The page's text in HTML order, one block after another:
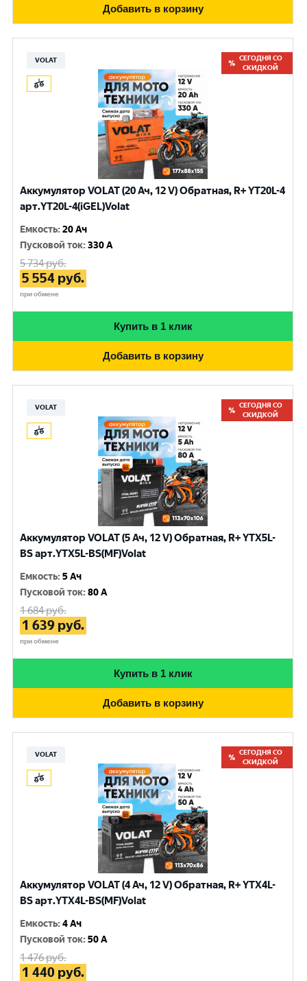
Добавить в корзину
VOLAT
СЕГОДНЯ СО
СКИДКОЙ
Аккумулятор VOLAT (20 Ач, 12 V) Обратная, R+ YT20L-4
арт.YT20L-4(iGEL)Volat
Емкость:20 Ач
Пусковой ток:330 A
5 734руб.
5 554 руб.
при обмене
Купить в 1 клик
Добавить в корзину
VOLAT
СЕГОДНЯ СО
СКИДКОЙ
Аккумулятор VOLAT (5 Ач, 12 V) Обратная, R+ YTX5L-
BS арт.YTX5L-BS(MF)Volat
Емкость:5 Ач
Пусковой ток:80 A
1 684руб.
1 639 руб.
при обмене
Купить в 1 клик
Добавить в корзину
VOLAT
СЕГОДНЯ СО
СКИДКОЙ
Аккумулятор VOLAT (4 Ач, 12 V) Обратная, R+ YTX4L-
BS арт.YTX4L-BS(MF)Volat
Емкость:4 Ач
Пусковой ток:50 A
1 476руб.
1 440 руб.